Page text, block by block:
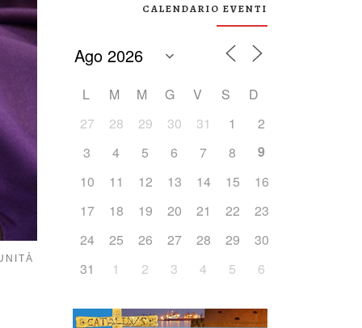
CALENDARIO EVENTI
L M M G V S
D
27
28 29 30 31 1
2
3
4 5 6 7 8
9
10
11 12 13 14 15
16
17
18 19 20 21 22
23
24
25 26 27 28 29
30
31
1 2 3 4 5 6